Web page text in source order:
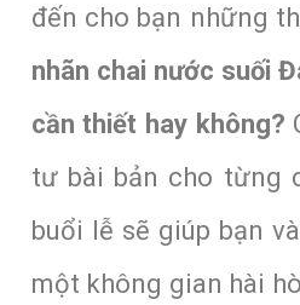
đến cho bạn những
nhãn chai nước suối
cần thiết hay không?
tư bài bản cho từng
buổi lễ sẽ giúp bạn
một không gian hài